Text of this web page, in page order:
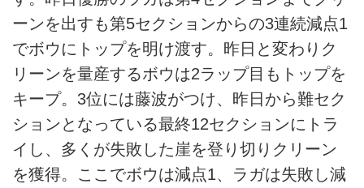
ーンを出すも第5セクションからの3連続減点1
でボウにトップを明け渡す。昨日と変わりク
リーンを量産するボウは2ラップ目もトップを
キープ。3位には藤波がつけ、昨日から難セク
ションとなっている最終12セクションにトラ
イし、多くが失敗した崖を登り切りクリーン
を獲得。ここでボウは減点1、ラガは失敗し減